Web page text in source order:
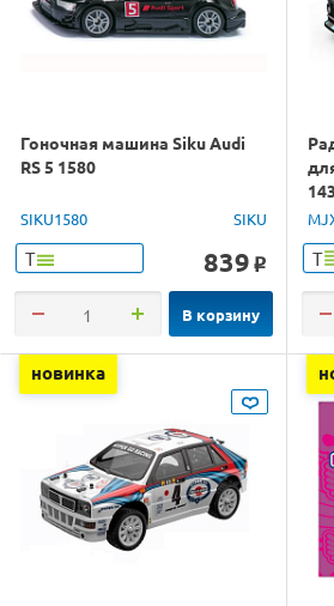
Гоночная машина Siku Audi
RS 5 1580
SIKU1580 SIKU
Т 839 o
В корзину
1/
Т
новинка